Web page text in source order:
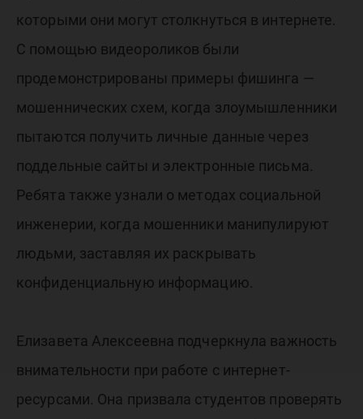
которыми они могут столкнуться в интернете.
С помощью видеороликов были
продемонстрированы примеры фишинга —
мошеннических схем, когда злоумышленники
пытаются получить личные данные через
поддельные сайты и электронные письма.
Ребята также узнали о методах социальной
инженерии, когда мошенники манипулируют
людьми, заставляя их раскрывать
конфиденциальную информацию.
Елизавета Алексеевна подчеркнула важность
внимательности при работе с интернет-
ресурсами. Она призвала студентов проверять